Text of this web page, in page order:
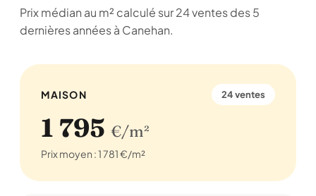
Prix médian au m² calculé sur 24 ventes des 5
dernières années à Canehan.
MAISON 24 ventes
1 795 €/m²
Prix moyen : 1 781 €/m²